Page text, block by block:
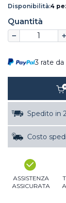
Disponibilità:4
Quantità
3 rate da
Spedito in
Costo
ASSISTENZA
ASSICURATA